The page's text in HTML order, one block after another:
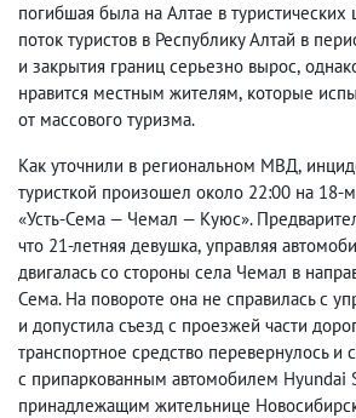
погибшая была на Алтае в туристических
поток туристов в Республику Алтай в
и закрытия границ серьезно вырос,
нравится местным жителям, которые
от массового туризма.
Как уточнили в региональном МВД,
туристкой произошел около 22:00 на 18-
«Усть-Сема — Чемал — Куюс».
что 21-летняя девушка, управляя
двигалась со стороны села Чемал в
Сема. На повороте она не справилась с
и допустила съезд с проезжей части
транспортное средство перевернулось и
с припаркованным автомобилем Hyundai
принадлежащим жительнице